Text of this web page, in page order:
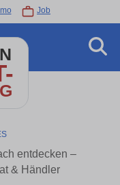
Job
entdecken –
& Händler